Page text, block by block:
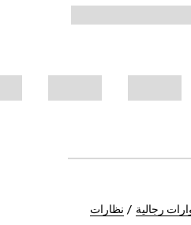
رجالية نظارات